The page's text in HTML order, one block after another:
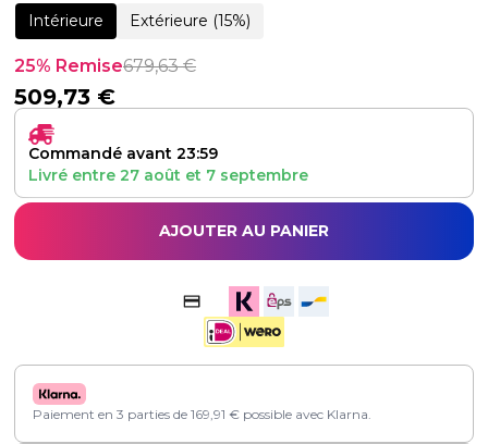
Intérieure Extérieure (15%)
25% Remise679,63€
509,73 €
Commandé avant 23:59
Livré entre 27 août et 7 septembre
AJOUTER AU PANIER
Paiement en 3 parties de 169,91 € possible avec Klarna.